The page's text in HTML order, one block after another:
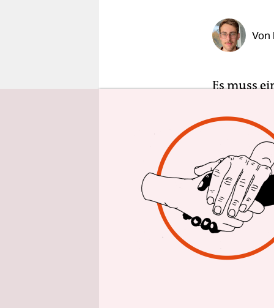
Von
Es muss
E-
erst
in der
mit den
mit ihren
sie, weil
Rollern
These,
lassen
Nutzen.
Die